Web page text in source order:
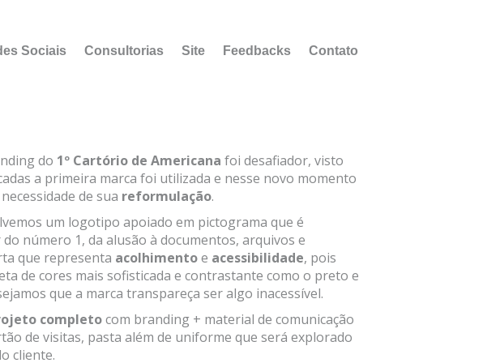
Sociais Consultorias Site Feedbacks Contato
do 1º Cartório de Americana foi desafiador, visto
a primeira marca foi utilizada e nesse novo momento
de sua reformulação.
um logotipo apoiado em pictograma que é
número 1, da alusão à documentos, arquivos e
que representa acolhimentoe acessibilidade, pois
de cores mais sofisticada e contrastante como o preto e
que a marca transpareça ser algo inacessível.
completocom branding + material de comunicação
de visitas, pasta além de uniforme que será explorado
cliente.